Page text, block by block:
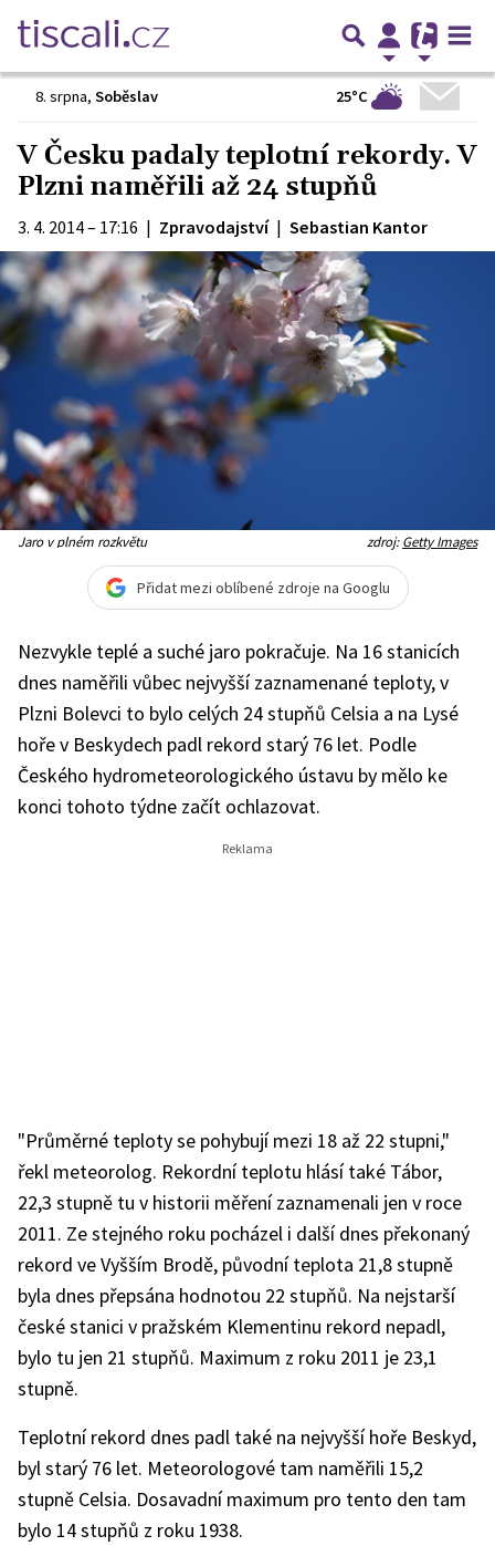
8. srpna, Soběslav 25°C
V Česku padaly teplotní rekordy. V
Plzni naměřili až 24 stupňů
3. 4. 2014 – 17:16 | Zpravodajství | Sebastian Kantor
Jaro v plném rozkvětu zdroj:Getty Images
Přidat mezi oblíbené zdroje na Googlu
Nezvykle teplé a suché jaro pokračuje. Na 16 stanicích
dnes naměřili vůbec nejvyšší zaznamenané teploty, v
Plzni Bolevci to bylo celých 24 stupňů Celsia a na Lysé
hoře v Beskydech padl rekord starý 76 let. Podle
Českého hydrometeorologického ústavu by mělo ke
konci tohoto týdne začít ochlazovat.
"Průměrné teploty se pohybují mezi 18 až 22 stupni,"
řekl meteorolog. Rekordní teplotu hlásí také Tábor,
22,3 stupně tu v historii měření zaznamenali jen v roce
2011. Ze stejného roku pocházel i další dnes překonaný
rekord ve Vyšším Brodě, původní teplota 21,8 stupně
byla dnes přepsána hodnotou 22 stupňů. Na nejstarší
české stanici v pražském Klementinu rekord nepadl,
bylo tu jen 21 stupňů. Maximum z roku 2011 je 23,1
stupně.
Teplotní rekord dnes padl také na nejvyšší hoře Beskyd,
byl starý 76 let. Meteorologové tam naměřili 15,2
stupně Celsia. Dosavadní maximum pro tento den tam
bylo 14 stupňů z roku 1938.